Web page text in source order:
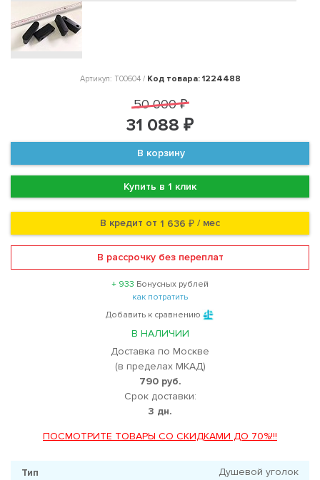
Артикул: T00604 / Код товара: 1224488
50 000 ₽
31 088 ₽
В корзину
Купить в 1 клик
В кредит от 1 636 ₽ / мес
В рассрочку без переплат
+ 933 Бонусных рублей
как потратить
Добавить к сравнению
В НАЛИЧИИ
Доставка по Москве
(в пределах МКАД)
790 руб.
Срок доставки:
3 дн.
ПОСМОТРИТЕ ТОВАРЫ СО СКИДКАМИ ДО 70%!!!
Тип Душевой уголок